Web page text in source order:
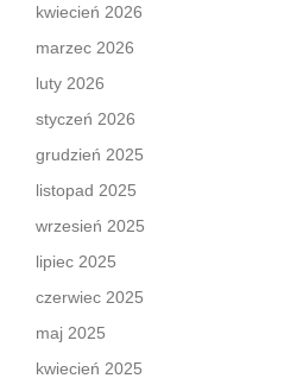
kwiecień 2026
marzec 2026
luty 2026
styczeń 2026
grudzień 2025
listopad 2025
wrzesień 2025
lipiec 2025
czerwiec 2025
maj 2025
kwiecień 2025